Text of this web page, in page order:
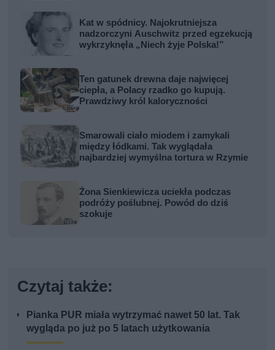
Kat w spódnicy. Najokrutniejsza
nadzorczyni Auschwitz przed egzekucją
wykrzyknęła „Niech żyje Polska!”
Ten gatunek drewna daje najwięcej
ciepła, a Polacy rzadko go kupują.
Prawdziwy król kaloryczności
Smarowali ciało miodem i zamykali
między łódkami. Tak wyglądała
najbardziej wymyślna tortura w Rzymie
Żona Sienkiewicza uciekła podczas
podróży poślubnej. Powód do dziś
szokuje
Czytaj także:
Pianka PUR miała wytrzymać nawet 50 lat. Tak
wygląda po już po 5 latach użytkowania